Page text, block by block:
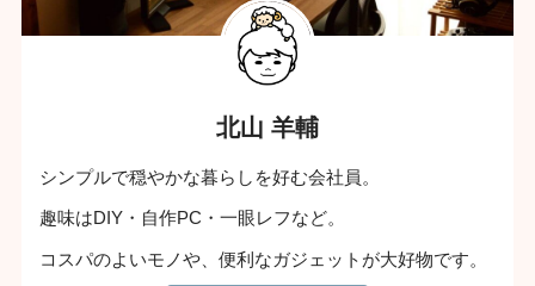
北山 羊輔
シンプルで穏やかな暮らしを好む会社員。
趣味はDIY・自作PC・一眼レフなど。
コスパのよいモノや、便利なガジェットが大好物です。